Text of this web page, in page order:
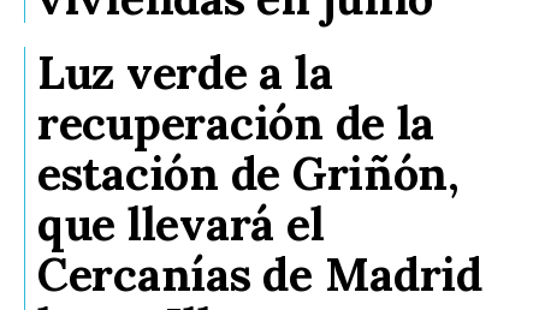
Luz verde a la
recuperación de la
estación de Griñón,
que llevará el
Cercanías de Madrid